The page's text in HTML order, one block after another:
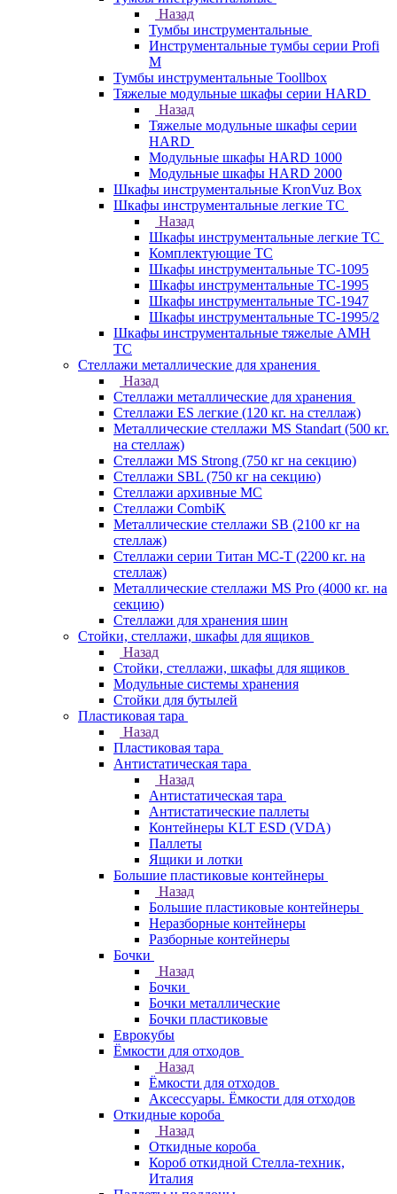
Назад
Тумбы инструментальные
Инструментальные тумбы серии Profi
M
Тумбы инструментальные Toollbox
Тяжелые модульные шкафы серии HARD
Назад
Тяжелые модульные шкафы серии
HARD
Модульные шкафы HARD 1000
Модульные шкафы HARD 2000
Шкафы инструментальные KronVuz Box
Шкафы инструментальные легкие ТС
Назад
Шкафы инструментальные легкие ТС
Комплектующие ТС
Шкафы инструментальные TC-1095
Шкафы инструментальные TC-1995
Шкафы инструментальные ТС-1947
Шкафы инструментальные ТС-1995/2
Шкафы инструментальные тяжелые AMH
TC
Стеллажи металлические для хранения
Назад
Стеллажи металлические для хранения
Стеллажи ES легкие (120 кг. на стеллаж)
Металлические стеллажи MS Standart (500 кг.
на стеллаж)
Стеллажи MS Strong (750 кг на секцию)
Стеллажи SBL (750 кг на секцию)
Стеллажи архивные МС
Стеллажи CombiK
Металлические стеллажи SB (2100 кг на
стеллаж)
Стеллажи серии Титан МС-Т (2200 кг. на
стеллаж)
Металлические стеллажи MS Pro (4000 кг. на
секцию)
Стеллажи для хранения шин
Стойки, стеллажи, шкафы для ящиков
Назад
Стойки, стеллажи, шкафы для ящиков
Модульные системы хранения
Стойки для бутылей
Пластиковая тара
Назад
Пластиковая тара
Антистатическая тара
Назад
Антистатическая тара
Антистатические паллеты
Контейнеры KLT ESD (VDA)
Паллеты
Ящики и лотки
Большие пластиковые контейнеры
Назад
Большие пластиковые контейнеры
Неразборные контейнеры
Разборные контейнеры
Бочки
Назад
Бочки
Бочки металлические
Бочки пластиковые
Еврокубы
Ёмкости для отходов
Назад
Ёмкости для отходов
Аксессуары. Ёмкости для отходов
Откидные короба
Назад
Откидные короба
Короб откидной Стелла-техник,
Италия